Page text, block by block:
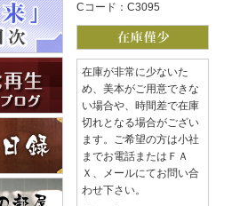
Cコード：C3095
在庫が非常に少ないた
め、美本がご用意できな
い場合や、時間差で在庫
切れとなる場合がござい
ます。ご希望の方は小社
までお電話またはＦＡ
Ｘ、メールにてお問い合
わせ下さい。